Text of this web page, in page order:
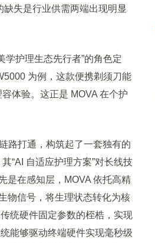
缺失是行业供需两端出现明显
护理生态先行者”的角色定
为例，这款便携剃须刀能
体验。这正是 MOVA 在个护
打通，构筑起了一套独有的
“AI 自适应护理方案”对长线技
是在感知层，MOVA 依托高精
物信号，将生理状态转化为核
统硬件固定参数的桎梏，实现
能够驱动终端硬件实现毫秒级